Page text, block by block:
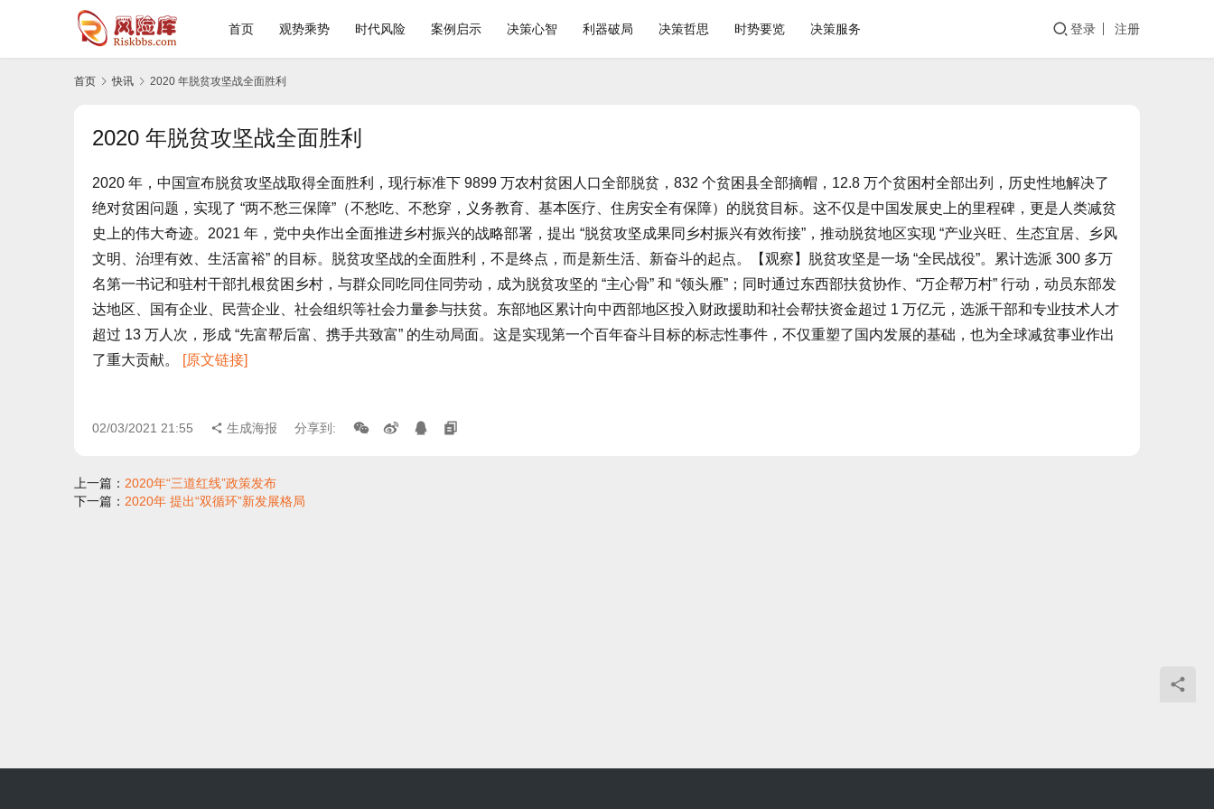
首页 观势乘势 时代风险 案例启示 决策心智 利器破局 决策哲思 时势要览 决策服务 登录 注册
首页 快讯 2020 年脱贫攻坚战全面胜利
2020 年脱贫攻坚战全面胜利
2020 年，中国宣布脱贫攻坚战取得全面胜利，现行标准下 9899 万农村贫困人口全部脱贫，832 个贫困县全部摘帽，12.8 万个贫困村全部出列，历史性地解决了
绝对贫困问题，实现了 “两不愁三保障”（不愁吃、不愁穿，义务教育、基本医疗、住房安全有保障）的脱贫目标。这不仅是中国发展史上的里程碑，更是人类减贫
史上的伟大奇迹。2021 年，党中央作出全面推进乡村振兴的战略部署，提出 “脱贫攻坚成果同乡村振兴有效衔接”，推动脱贫地区实现 “产业兴旺、生态宜居、乡风
文明、治理有效、生活富裕” 的目标。脱贫攻坚战的全面胜利，不是终点，而是新生活、新奋斗的起点。【观察】脱贫攻坚是一场 “全民战役”。累计选派 300 多万
名第一书记和驻村干部扎根贫困乡村，与群众同吃同住同劳动，成为脱贫攻坚的 “主心骨” 和 “领头雁”；同时通过东西部扶贫协作、“万企帮万村” 行动，动员东部发
达地区、国有企业、民营企业、社会组织等社会力量参与扶贫。东部地区累计向中西部地区投入财政援助和社会帮扶资金超过 1 万亿元，选派干部和专业技术人才
超过 13 万人次，形成 “先富帮后富、携手共致富” 的生动局面。这是实现第一个百年奋斗目标的标志性事件，不仅重塑了国内发展的基础，也为全球减贫事业作出
了重大贡献。
[原文链接]
02/03/2021 21:55 生成海报 分享到:
上一篇： 2020年“三道红线”政策发布
下一篇： 2020年 提出“双循环”新发展格局